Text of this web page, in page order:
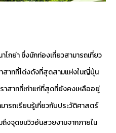
โกย่า ซึ่งนักท่องเที่ยวสามารถเที่ยว
าสาทที่โด่งดังที่สุดสามแห่งในญี่ปุ่น
าสาทที่เก่าแก่ที่สุดที่ยังคงเหลืออยู่
รถเรียนรู้เกี่ยวกับประวัติศาสตร์
จุดชมวิวอันสวยงามจากภายใน